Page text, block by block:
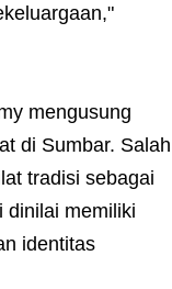
mengusung
di Sumbar. Salah
tradisi sebagai
dinilai memiliki
identitas